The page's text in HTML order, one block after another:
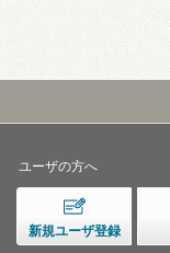
ユーザの方へ
新規ユーザ登録